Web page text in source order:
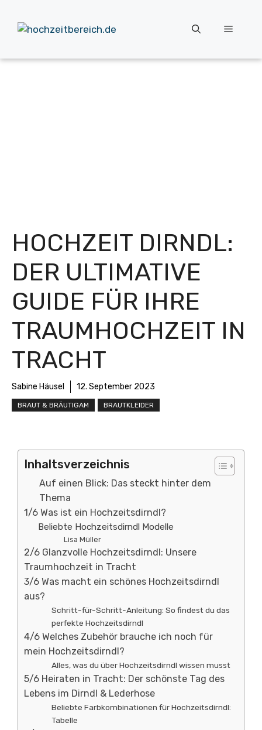
Inhalt
springen
Menü
HOCHZEIT DIRNDL:
DER ULTIMATIVE
GUIDE FÜR IHRE
TRAUMHOCHZEIT IN
TRACHT
Sabine Häusel 12. September 2023
BRAUT & BRÄUTIGAM BRAUTKLEIDER
Inhaltsverzeichnis
Auf einen Blick: Das steckt hinter dem
Thema
1/6 Was ist ein Hochzeitsdirndl?
Beliebte Hochzeitsdirndl Modelle
Lisa Müller
2/6 Glanzvolle Hochzeitsdirndl: Unsere
Traumhochzeit in Tracht
3/6 Was macht ein schönes Hochzeitsdirndl
aus?
Schritt-für-Schritt-Anleitung: So findest du das
perfekte Hochzeitsdirndl
4/6 Welches Zubehör brauche ich noch für
mein Hochzeitsdirndl?
Alles, was du über Hochzeitsdirndl wissen musst
5/6 Heiraten in Tracht: Der schönste Tag des
Lebens im Dirndl & Lederhose
Beliebte Farbkombinationen für Hochzeitsdirndl:
Tabelle